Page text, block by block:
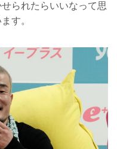
られたらいいなって思
す。